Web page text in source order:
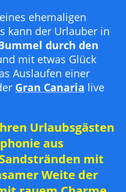
ehemaligen
kann der Urlauber in
durch den
mit etwas Glück
Auslaufen einer
Gran Canaria live
Urlaubsgästen
aus
mit
Weite der